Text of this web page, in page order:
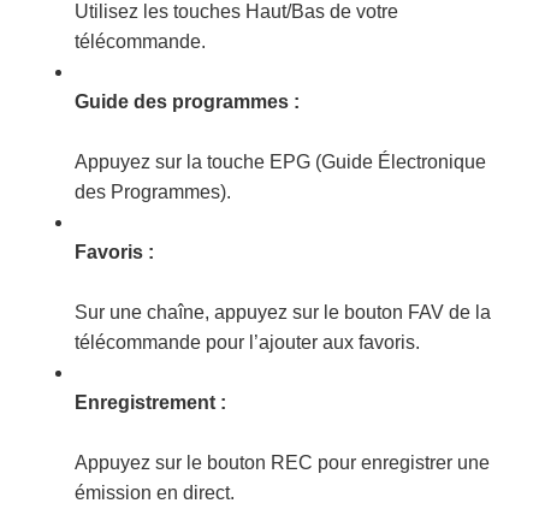
Utilisez les touches Haut/Bas de votre
télécommande.
Guide des programmes :
Appuyez sur la touche EPG (Guide Électronique
des Programmes).
Favoris :
Sur une chaîne, appuyez sur le bouton FAV de la
télécommande pour l’ajouter aux favoris.
Enregistrement :
Appuyez sur le bouton REC pour enregistrer une
émission en direct.